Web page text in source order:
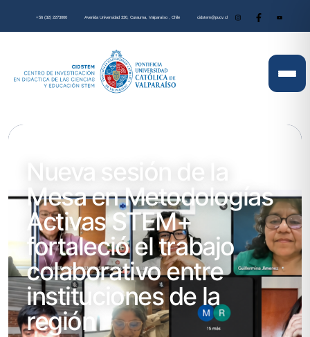
+56 (32) 2273000 Avenida Universidad 330, Curauma, Valparaíso , Chile cidstem@pucv.cl
Nueva sesión de la
Mesa en Metodologías
Activas STEM+
fortaleció el trabajo
colaborativo entre
instituciones de la
región